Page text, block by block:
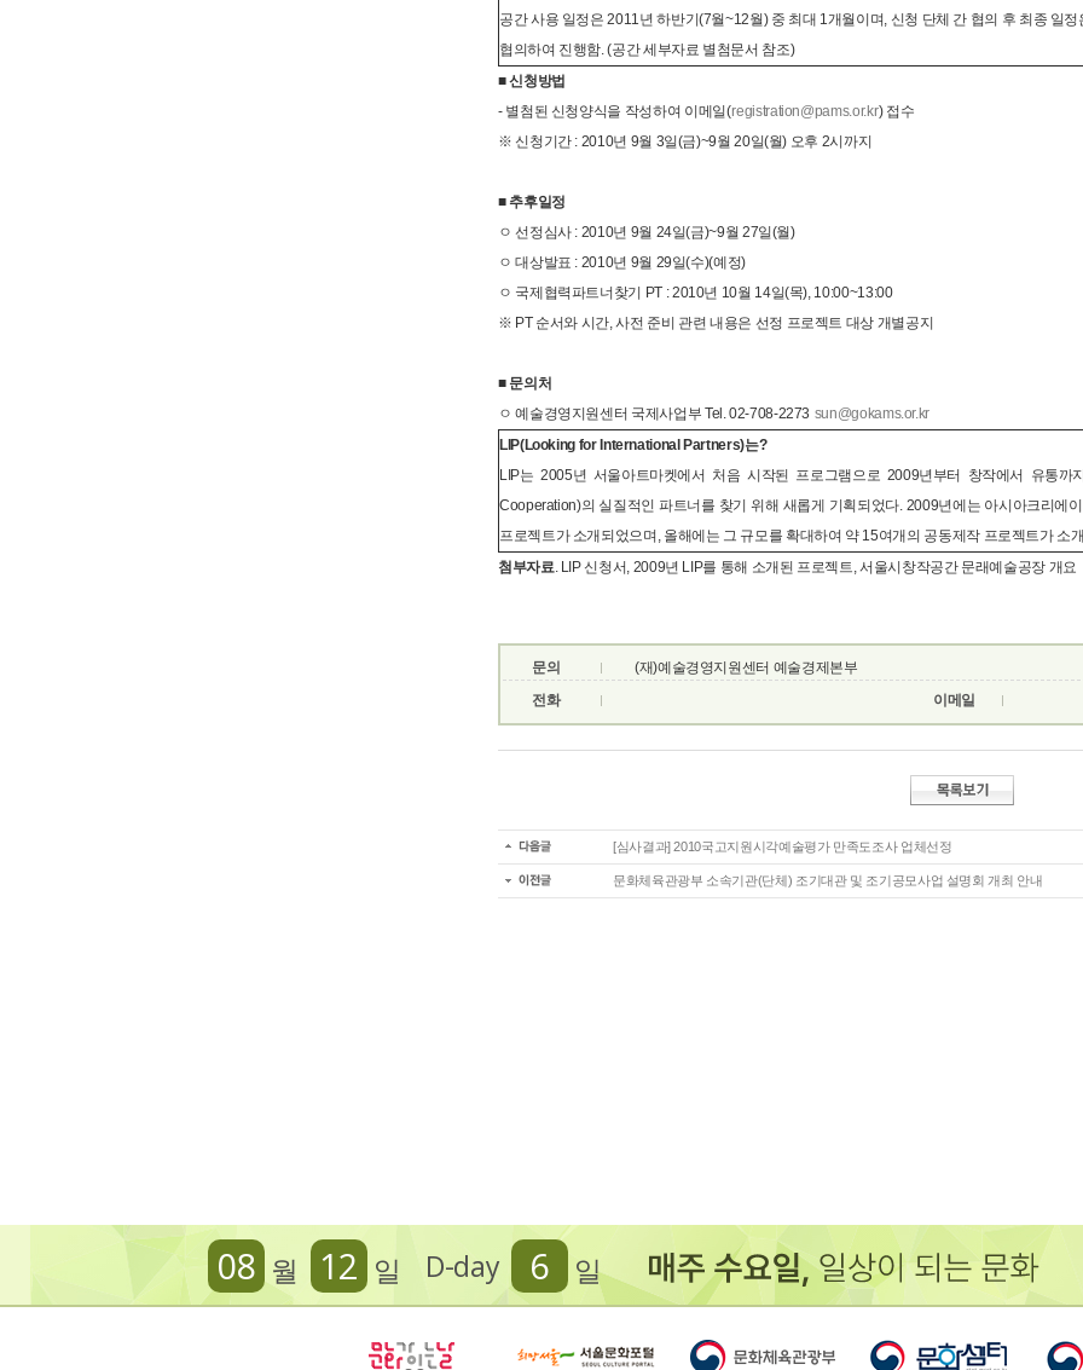
공간 사용 일정은 2011년 하반기(7월~12월) 중 최대 1개월이며, 신청 단체 간 협의 후 최종 일정
협의하여 진행함. (공간 세부자료 별첨문서 참조)
■신청방법
- 별첨된 신청양식을 작성하여 이메일(registration@pams.or.kr) 접수
※ 신청기간 : 2010년 9월 3일(금)~9월 20일(월) 오후 2시까지
■ 추후일정
ㅇ 선정심사 : 2010년 9월 24일(금)~9월 27일(월)
ㅇ 대상발표 : 2010년 9월 29일(수)(예정)
ㅇ 국제협력파트너찾기 PT : 2010년 10월 14일(목), 10:00~13:00
※ PT 순서와 시간, 사전 준비 관련 내용은 선정 프로젝트 대상 개별공지
■ 문의처
ㅇ 예술경영지원센터 국제사업부 Tel. 02-708-2273 sun@gokams.or.kr
LIP(Looking for International Partners)는?
LIP는 2005년 서울아트마켓에서 처음 시작된 프로그램으로 2009년부터 창작에서 유통
Cooperation)의 실질적인 파트너를 찾기 위해 새롭게 기획되었다. 2009년에는 아시아크리에
프로젝트가 소개되었으며, 올해에는 그 규모를 확대하여 약 15여개의 공동제작 프로젝트가 소
첨부자료. LIP 신청서, 2009년 LIP를 통해 소개된 프로젝트, 서울시창작공간 문래예술공장 개요
문의
(재)예술경영지원센터 예술경제본부
전화
이메일
[심사결과] 2010국고지원시각예술평가 만족도조사 업체선정
문화체육관광부 소속기관(단체) 조기대관 및 조기공모사업 설명회 개최 안내
D-day 6 일
08 월 12 일